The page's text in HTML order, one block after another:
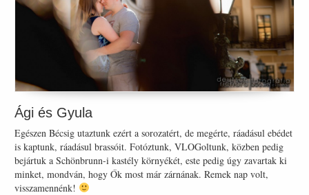
Ági és Gyula
Egészen Bécsig utaztunk ezért a sorozatért, de megérte, ráadásul ebédet
is kaptunk, ráadásul brassóit. Fotóztunk, VLOGoltunk, közben pedig
bejártuk a Schönbrunn-i kastély környékét, este pedig úgy zavartak ki
minket, mondván, hogy Ők most már zárnának. Remek nap volt,
visszamennénk!